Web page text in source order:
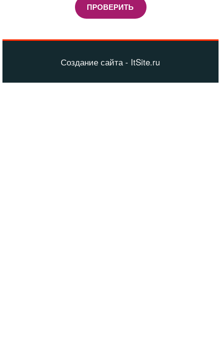
ПРОВЕРИТЬ
Создание сайта - ItSite.ru